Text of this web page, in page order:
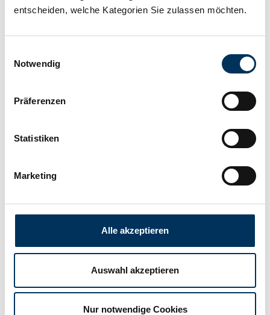
entscheiden, welche Kategorien Sie zulassen möchten.
Notwendig
Präferenzen
Statistiken
Marketing
Alle akzeptieren
Auswahl akzeptieren
Nur notwendige Cookies
Connection:
Battery-Kutter
0,125kg